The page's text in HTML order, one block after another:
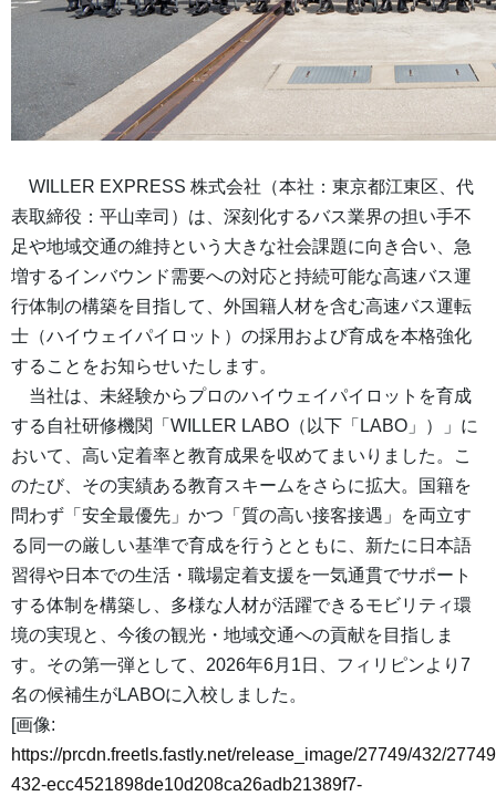
WILLER EXPRESS 株式会社（本社：東京都江東区、代
表取締役：平山幸司）は、深刻化するバス業界の担い手不
足や地域交通の維持という大きな社会課題に向き合い、急
増するインバウンド需要への対応と持続可能な高速バス運
行体制の構築を目指して、外国籍人材を含む高速バス運転
士（ハイウェイパイロット）の採用および育成を本格強化
することをお知らせいたします。
当社は、未経験からプロのハイウェイパイロットを育成
する自社研修機関「WILLER LABO（以下「LABO」）」に
おいて、高い定着率と教育成果を収めてまいりました。こ
のたび、その実績ある教育スキームをさらに拡大。国籍を
問わず「安全最優先」かつ「質の高い接客接遇」を両立す
る同一の厳しい基準で育成を行うとともに、新たに日本語
習得や日本での生活・職場定着支援を一気通貫でサポート
する体制を構築し、多様な人材が活躍できるモビリティ環
境の実現と、今後の観光・地域交通への貢献を目指しま
す。その第一弾として、2026年6月1日、フィリピンより7
名の候補生がLABOに入校しました。
[画像:
https://prcdn.freetls.fastly.net/release_image/27749/432/
432-ecc4521898de10d208ca26adb21389f7-